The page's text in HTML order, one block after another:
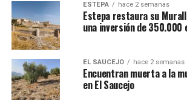
ESTEPA hace 2 semanas
Estepa restaura su
una inversión de 350.000
EL SAUCEJO hace 2 semanas
Encuentran muerta a la
en El Saucejo